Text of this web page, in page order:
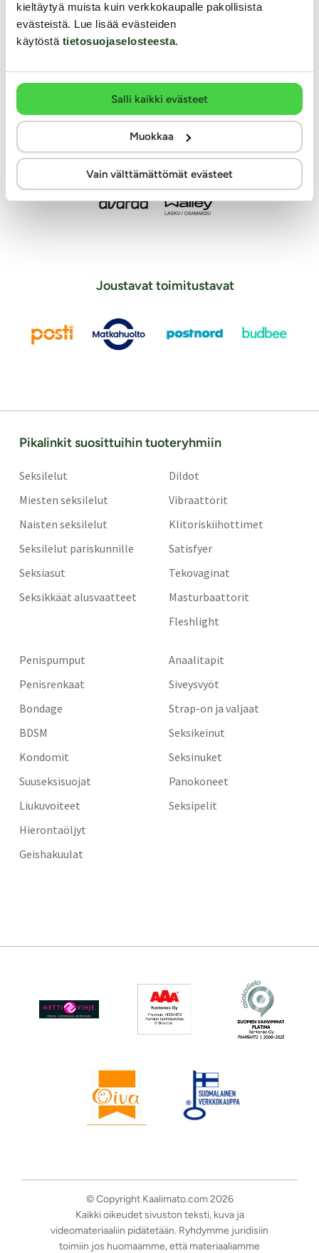
kieltäytyä muista kuin verkkokaupalle pakollisista
evästeistä. Lue lisää evästeiden
käytöstä tietosuojaselosteesta.
Salli kaikki evästeet
Muokkaa
Vain välttämättömät evästeet
Joustavat toimitustavat
Pikalinkit suosittuihin tuoteryhmiin
Seksilelut
Miesten seksilelut
Naisten seksilelut
Seksilelut pariskunnille
Seksiasut
Seksikkäät alusvaatteet
Dildot
Vibraattorit
Klitoriskiihottimet
Satisfyer
Tekovaginat
Masturbaattorit
Fleshlight
Penispumput
Penisrenkaat
Bondage
BDSM
Kondomit
Suuseksisuojat
Liukuvoiteet
Hierontaöljyt
Geishakuulat
Anaalitapit
Siveysvyöt
Strap-on ja valjaat
Seksikeinut
Seksinuket
Panokoneet
Seksipelit
© Copyright Kaalimato.com 2026
Kaikki oikeudet sivuston teksti, kuva ja
videomateriaaliin pidätetään. Ryhdymme juridisiin
toimiin jos huomaamme, että materiaaliamme